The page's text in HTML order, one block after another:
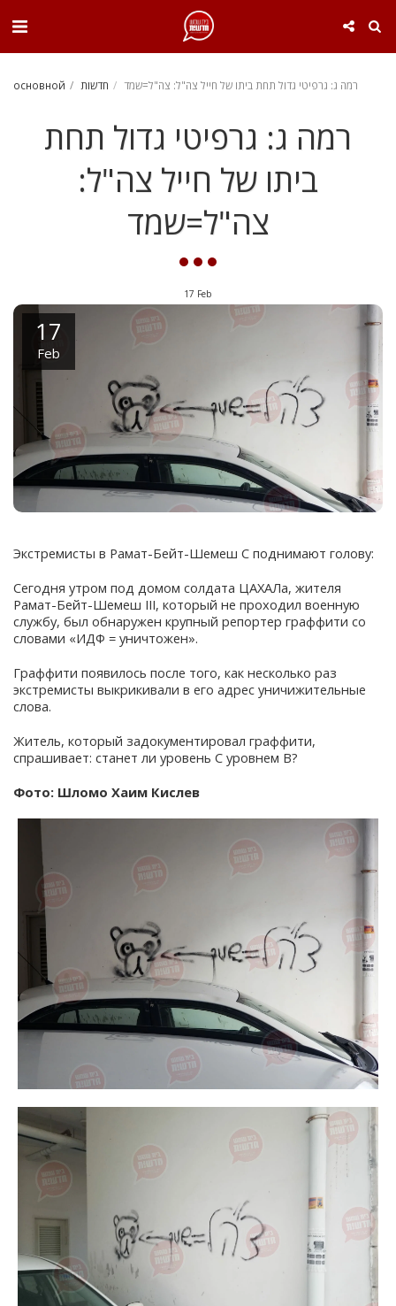
основной חדשות רמה ג: גרפיטי גדול תחת ביתו של חייל צה"ל: צה"ל=שמד
רמה ג: גרפיטי גדול תחת
ביתו של חייל צה"ל:
צה"ל=שמד
17 Feb
17
Feb
Экстремисты в Рамат-Бейт-Шемеш C поднимают голову:
Сегодня утром под домом солдата ЦАХАЛа, жителя
Рамат-Бейт-Шемеш III, который не проходил военную
службу, был обнаружен крупный репортер граффити со
словами «ИДФ = уничтожен».
Граффити появилось после того, как несколько раз
экстремисты выкрикивали в его адрес уничижительные
слова.
Житель, который задокументировал граффити,
спрашивает: станет ли уровень C уровнем B?
Фото: Шломо Хаим Кислев